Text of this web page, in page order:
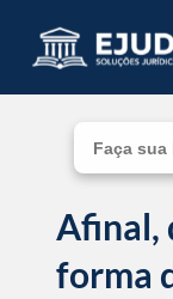
Afinal,
forma